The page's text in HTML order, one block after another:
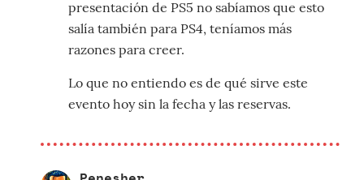
presentación de PS5 no sabíamos que esto
salía también para PS4, teníamos más
razones para creer.
Lo que no entiendo es de qué sirve este
evento hoy sin la fecha y las reservas.